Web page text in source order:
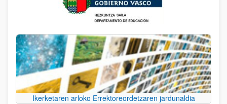
Ikerketaren arloko Errektoreordetzaren jardunaldia